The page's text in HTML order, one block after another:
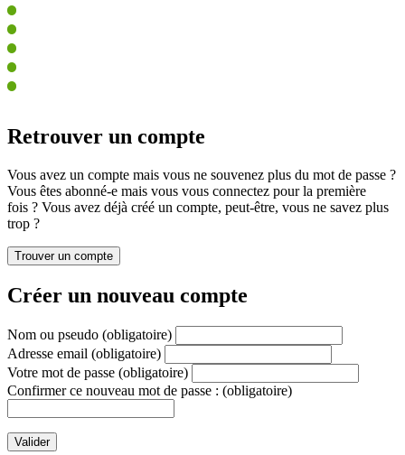
Retrouver un compte
Vous avez un compte mais vous ne souvenez plus du mot de passe ?
Vous êtes abonné-e mais vous vous connectez pour la première
fois ? Vous avez déjà créé un compte, peut-être, vous ne savez plus
trop ?
Créer un nouveau compte
Nom ou pseudo (obligatoire)
Adresse email (obligatoire)
Votre mot de passe (obligatoire)
Confirmer ce nouveau mot de passe : (obligatoire)